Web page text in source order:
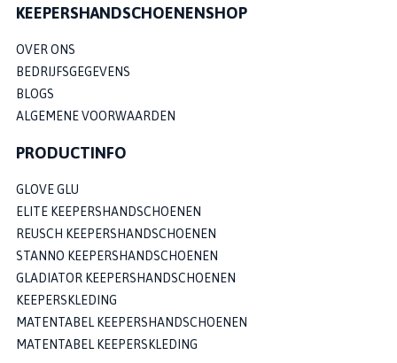
KEEPERSHANDSCHOENENSHOP
OVER ONS
BEDRIJFSGEGEVENS
BLOGS
ALGEMENE VOORWAARDEN
PRODUCTINFO
GLOVE GLU
ELITE KEEPERSHANDSCHOENEN
REUSCH KEEPERSHANDSCHOENEN
STANNO KEEPERSHANDSCHOENEN
GLADIATOR KEEPERSHANDSCHOENEN
KEEPERSKLEDING
MATENTABEL KEEPERSHANDSCHOENEN
MATENTABEL KEEPERSKLEDING